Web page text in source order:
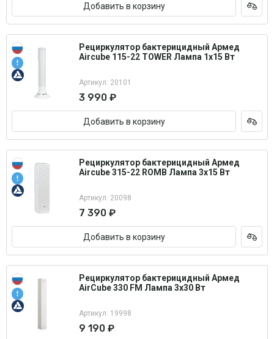
Добавить в корзину
Рециркулятор бактерицидный Армед
Aircube 115-22 TOWER Лампа 1х15 Вт
Артикул: 20101
3 990 ₽
Добавить в корзину
Рециркулятор бактерицидный Армед
Aircube 315-22 ROMB Лампа 3х15 Вт
Артикул: 20098
7 390 ₽
Добавить в корзину
Рециркулятор бактерицидный Армед
AirCube 330 FM Лампа 3х30 Вт
Артикул: 19998
9 190 ₽